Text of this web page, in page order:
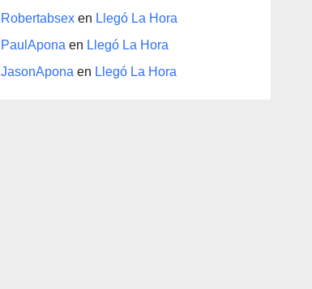
Robertabsex en Llegó La Hora
PaulApona en Llegó La Hora
JasonApona en Llegó La Hora